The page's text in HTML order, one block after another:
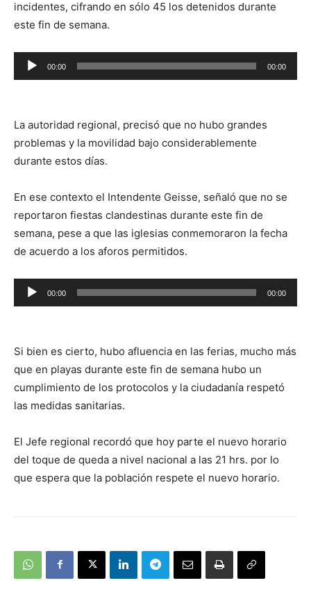
incidentes, cifrando en sólo 45 los detenidos durante
este fin de semana.
Reproductor
de
00:00 00:00
La autoridad regional, precisó que no hubo grandes
problemas y la movilidad bajo considerablemente
durante estos días.
En ese contexto el Intendente Geisse, señaló que no se
reportaron fiestas clandestinas durante este fin de
semana, pese a que las iglesias conmemoraron la fecha
de acuerdo a los aforos permitidos.
Reproductor
de
00:00 00:00
Si bien es cierto, hubo afluencia en las ferias, mucho más
que en playas durante este fin de semana hubo un
cumplimiento de los protocolos y la ciudadanía respetó
las medidas sanitarias.
El Jefe regional recordó que hoy parte el nuevo horario
del toque de queda a nivel nacional a las 21 hrs. por lo
que espera que la población respete el nuevo horario.